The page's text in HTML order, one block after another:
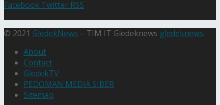
Facebook Twitter RSS
© 2021 GledekNews – TIM IT Gledeknews gledeknews.
About
Contact
GledekTV
PEDOMAN MEDIA SIBER
Sitemap